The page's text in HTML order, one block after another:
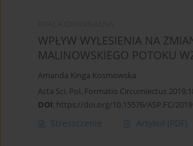
WPŁYW WYLESIENIA NA
MALINOWSKIEGO POTOKU
Amanda Kinga Kosmowska
Acta Sci. Pol. Formatio Circumiectus
DOI: https://doi.org/10.15576/ASP.FC/
Streszczenie Artykuł (PDF)